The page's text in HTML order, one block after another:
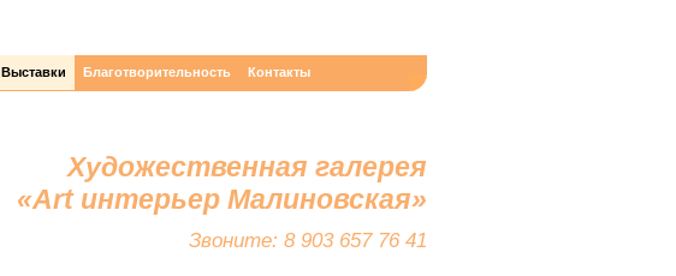
Выставки Благотворительность Контакты
Художественная галерея
«Art интерьер Малиновская»
Звоните: 8 903 657 76 41